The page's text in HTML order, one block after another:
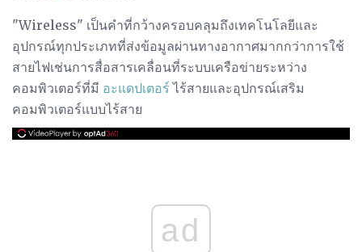
"Wireless" เป็นคำที่กว้างครอบคลุมถึงเทคโนโลยีและ
อุปกรณ์ทุกประเภทที่ส่งข้อมูลผ่านทางอากาศมากกว่าการใช้
สายไฟเช่นการสื่อสารเคลื่อนที่ระบบเครือข่ายระหว่าง
คอมพิวเตอร์ที่มี อะแดปเตอร์ ไร้สายและอุปกรณ์เสริม
คอมพิวเตอร์แบบไร้สาย
ad